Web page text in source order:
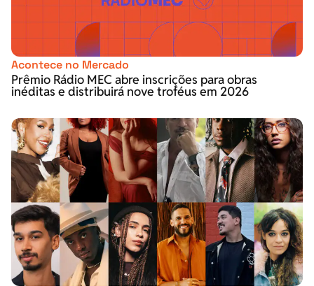
Acontece no Mercado
Prêmio Rádio MEC abre inscrições para obras
inéditas e distribuirá nove troféus em 2026